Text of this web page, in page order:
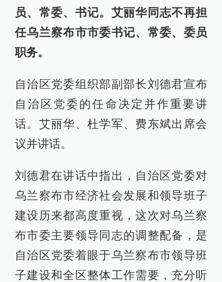
员、常委、书记。艾丽华同志不再担
任乌兰察布市市委书记、常委、委员
职务。
自治区党委组织部副部长刘德君宣布
自治区党委的任命决定并作重要讲
话。艾丽华、杜学军、费东斌出席会
议并讲话。
刘德君在讲话中指出，自治区党委对
乌兰察布市经济社会发展和领导班子
建设历来都高度重视，这次对乌兰察
布市委主要领导同志的调整配备，是
自治区党委着眼于乌兰察布市领导班
子建设和全区整体工作需要，充分听